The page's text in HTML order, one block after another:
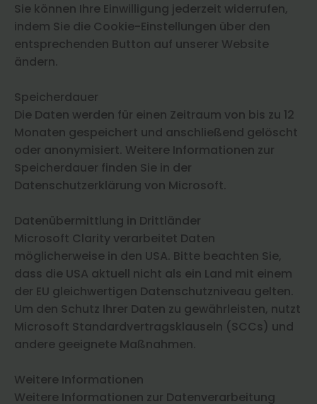
Sie können Ihre Einwilligung jederzeit widerrufen,
indem Sie die Cookie-Einstellungen über den
entsprechenden Button auf unserer Website
ändern.
Speicherdauer
Die Daten werden für einen Zeitraum von bis zu 12
Monaten gespeichert und anschließend gelöscht
oder anonymisiert. Weitere Informationen zur
Speicherdauer finden Sie in der
Datenschutzerklärung von Microsoft.
Datenübermittlung in Drittländer
Microsoft Clarity verarbeitet Daten
möglicherweise in den USA. Bitte beachten Sie,
dass die USA aktuell nicht als ein Land mit einem
der EU gleichwertigen Datenschutzniveau gelten.
Um den Schutz Ihrer Daten zu gewährleisten, nutzt
Microsoft Standardvertragsklauseln (SCCs) und
andere geeignete Maßnahmen.
Weitere Informationen
Weitere Informationen zur Datenverarbeitung